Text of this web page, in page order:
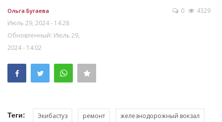
Ольга Бугаева
Июль 29, 2024 - 14:28
Обновленный: Июль 29,
2024 - 14:02
0 4329
Теги: Экибастуз ремонт железнодорожный вокзал